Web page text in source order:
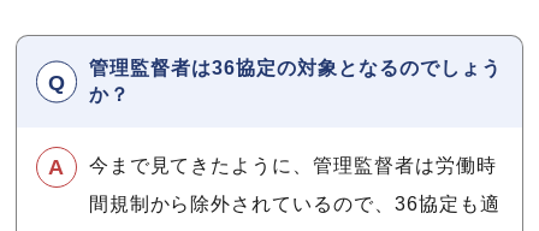
管理監督者は36協定の対象となるのでしょう
か？
今まで見てきたように、管理監督者は労働時
間規制から除外されているので、36協定も適